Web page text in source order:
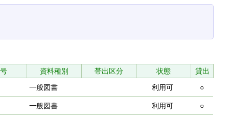
資料種別 帯出区分 状態
貸出
一般図書 利用可 ○
一般図書 利用可 ○